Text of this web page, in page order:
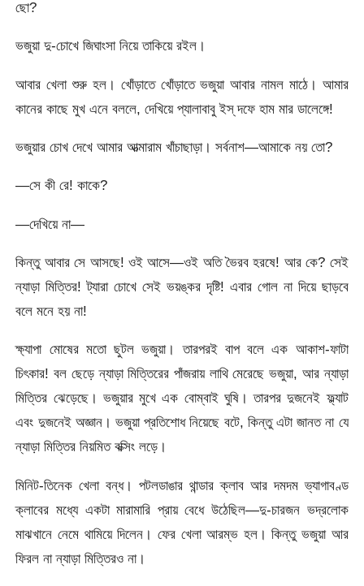
ছো?
ভজুয়া দু-চোখে জিঘাংসা নিয়ে তাকিয়ে রইল।
আবার খেলা শুরু হল। খোঁড়াতে খোঁড়াতে ভজুয়া আবার নামল মাঠে। আমার
কানের কাছে মুখ এনে বললে, দেখিয়ে প্যালাবাবু ইস্ দফে হাম মার ডালেঙ্গে!
ভজুয়ার চোখ দেখে আমার আত্মারাম খাঁচাছাড়া। সর্বনাশ—আমাকে নয় তো?
—সে কী রে! কাকে?
—দেখিয়ে না—
কিন্তু আবার সে আসছে! ওই আসে—ওই অতি ভৈরব হরষে! আর কে? সেই
ন্যাড়া মিত্তির! ট্যারা চোখে সেই ভয়ঙ্কর দৃষ্টি! এবার গোল না দিয়ে ছাড়বে
বলে মনে হয় না!
ক্ষ্যাপা মোষের মতো ছুটল ভজুয়া। তারপরই বাপ বলে এক আকাশ-ফাটা
চিৎকার! বল ছেড়ে ন্যাড়া মিত্তিরের পাঁজরায় লাথি মেরেছে ভজুয়া, আর ন্যাড়া
মিত্তির ঝেড়েছে। ভজুয়ার মুখে এক বোম্বাই ঘুষি। তারপর দুজনেই ফ্ল্যাট
এবং দুজনেই অজ্ঞান। ভজুয়া প্রতিশোধ নিয়েছে বটে, কিন্তু এটা জানত না যে
ন্যাড়া মিত্তির নিয়মিত বক্সিং লড়ে।
মিনিট-তিনেক খেলা বন্ধ। পটলডাঙার থান্ডার ক্লাব আর দমদম ভ্যাগাবণ্ড
ক্লাবের মধ্যে একটা মারামারি প্রায় বেধে উঠেছিল—দু-চারজন ভদ্রলোক
মাঝখানে নেমে থামিয়ে দিলেন। ফের খেলা আরম্ভ হল। কিন্তু ভজুয়া আর
ফিরল না ন্যাড়া মিত্তিরও না।